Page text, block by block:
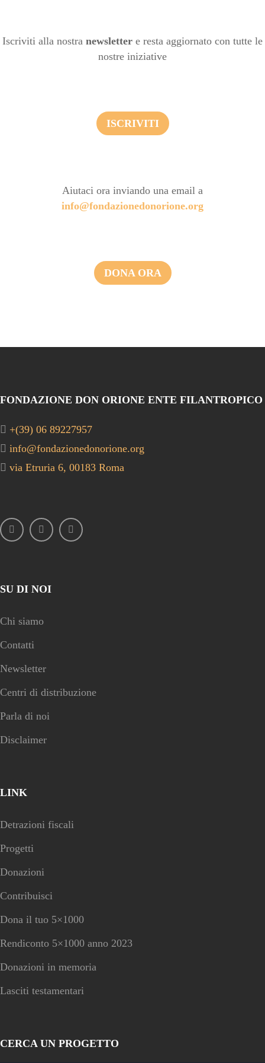
Iscriviti alla nostra newsletter e resta aggiornato con tutte le
nostre iniziative
ISCRIVITI
Aiutaci ora inviando una email a
info@fondazionedonorione.org
DONA ORA
FONDAZIONE DON ORIONE ENTE FILANTROPICO
+(39) 06 89227957
info@fondazionedonorione.org
via Etruria 6, 00183 Roma
SU DI NOI
Chi siamo
Contatti
Newsletter
Centri di distribuzione
Parla di noi
Disclaimer
LINK
Detrazioni fiscali
Progetti
Donazioni
Contribuisci
Dona il tuo 5×1000
Rendiconto 5×1000 anno 2023
Donazioni in memoria
Lasciti testamentari
CERCA UN PROGETTO